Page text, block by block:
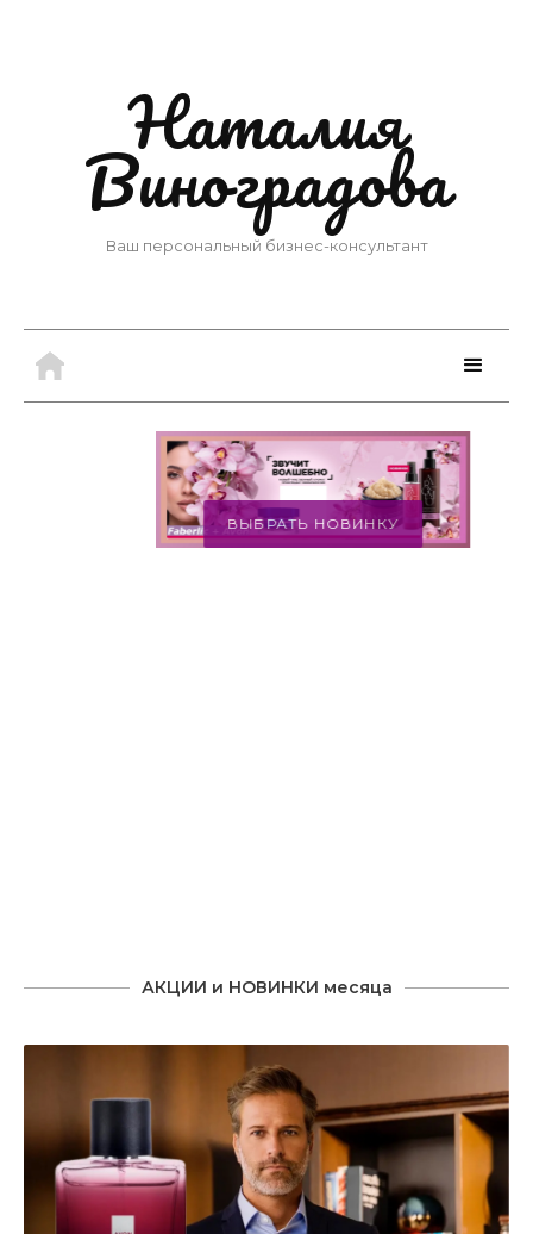
Наталия
Виноградова
Ваш персональный бизнес-консультант
ВЫБРАТЬ НОВИНКУ
АКЦИИ и НОВИНКИ месяца